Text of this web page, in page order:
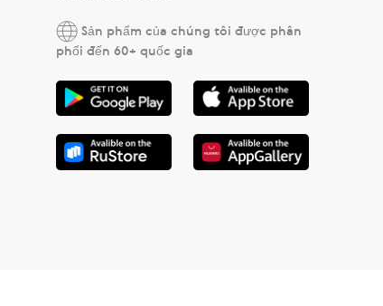
Sản phẩm của chúng tôi được phân
phối đến 60+ quốc gia